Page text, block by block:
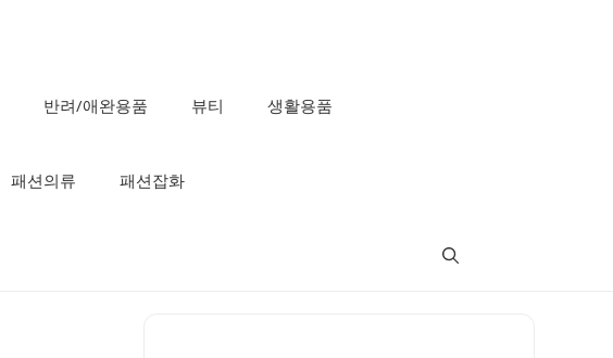
반려/애완용품 뷰티 생활용품
패션의류 패션잡화